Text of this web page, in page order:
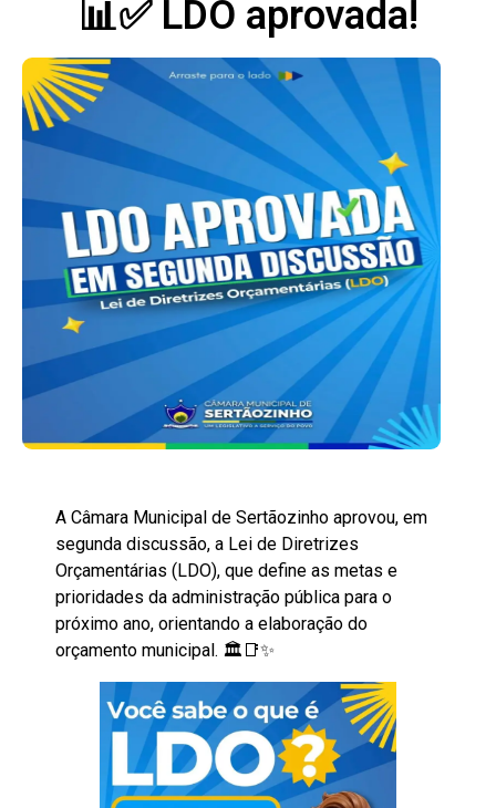
📊✅ LDO aprovada!
A Câmara Municipal de Sertãozinho aprovou, em
segunda discussão, a Lei de Diretrizes
Orçamentárias (LDO), que define as metas e
prioridades da administração pública para o
próximo ano, orientando a elaboração do
orçamento municipal. 🏛️📑✨